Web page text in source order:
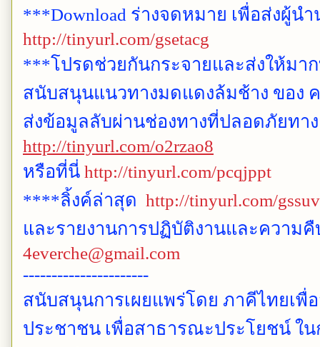
***Download ร่างจดหมาย เพื่อส่งผู้น
http://tinyurl.com/gsetacg
***โปรดช่วยกันกระจายและส่งให้ม
สนับสนุนแนวทางมดแดงล้มช้าง ของ
ส่งข้อมูลลับผ่านช่องทางที่ปลอดภัยทา
http://tinyurl.com/o2rzao8
หรือที่นี่ http://tinyurl.com/pcqjppt
****ลิ้งค์ล่าสุด http://tinyurl.com/
และรายงานการปฏิบัติงานและความ
4everche@gmail.com
----------------------
สนับสนุนการเผยแพร่โดย ภาคีไทยเ
ประชาชน เพื่อสาธารณะประโยชน์ ใ